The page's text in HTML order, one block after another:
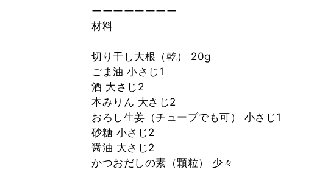
ーーーーーーーー
材料
切り干し大根（乾） 20g
ごま油 小さじ1
酒 大さじ2
本みりん 大さじ2
おろし生姜（チューブでも可） 小さじ1
砂糖 小さじ2
醤油 大さじ2
かつおだしの素（顆粒） 少々